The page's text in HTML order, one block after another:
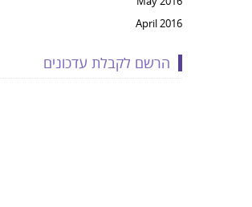
April 2016
הרשם לקבלת עדכונים